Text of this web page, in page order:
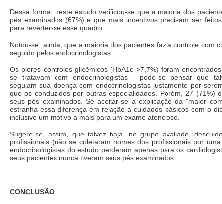
Dessa forma, neste estudo verificou-se que a maioria dos
pés examinados (67%) e que mais incentivos precisam ser
para reverter-se esse quadro.
Notou-se, ainda, que a maioria dos pacientes fazia controle com
seguido pelos endocrinologistas.
Os piores controles glicêmicos (HbA1c >7,7%) foram
se tratavam com endocrinologistas - pode-se pensar que
seguiam sua doença com endocrinologistas justamente por
que os conduzidos por outras especialidades. Porém, 27 (71%)
seus pés examinados. Se aceitar-se a explicação da "maior
estranha essa diferença em relação a cuidados básicos com o
inclusive um motivo a mais para um exame atencioso.
Sugere-se, assim, que talvez haja, no grupo avaliado,
profissionais (não se coletaram nomes dos profissionais por
endocrinologistas do estudo perderam apenas para os
seus pacientes nunca tiveram seus pés examinados.
CONCLUSÃO